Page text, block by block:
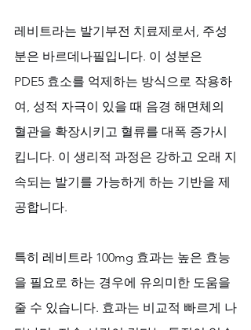
레비트라는 발기부전 치료제로서, 주성
분은 바르데나필입니다. 이 성분은
PDE5 효소를 억제하는 방식으로 작용하
여, 성적 자극이 있을 때 음경 해면체의
혈관을 확장시키고 혈류를 대폭 증가시
킵니다. 이 생리적 과정은 강하고 오래 지
속되는 발기를 가능하게 하는 기반을 제
공합니다.
특히 레비트라 100mg 효과는 높은 효능
을 필요로 하는 경우에 유의미한 도움을
줄 수 있습니다. 효과는 비교적 빠르게 나